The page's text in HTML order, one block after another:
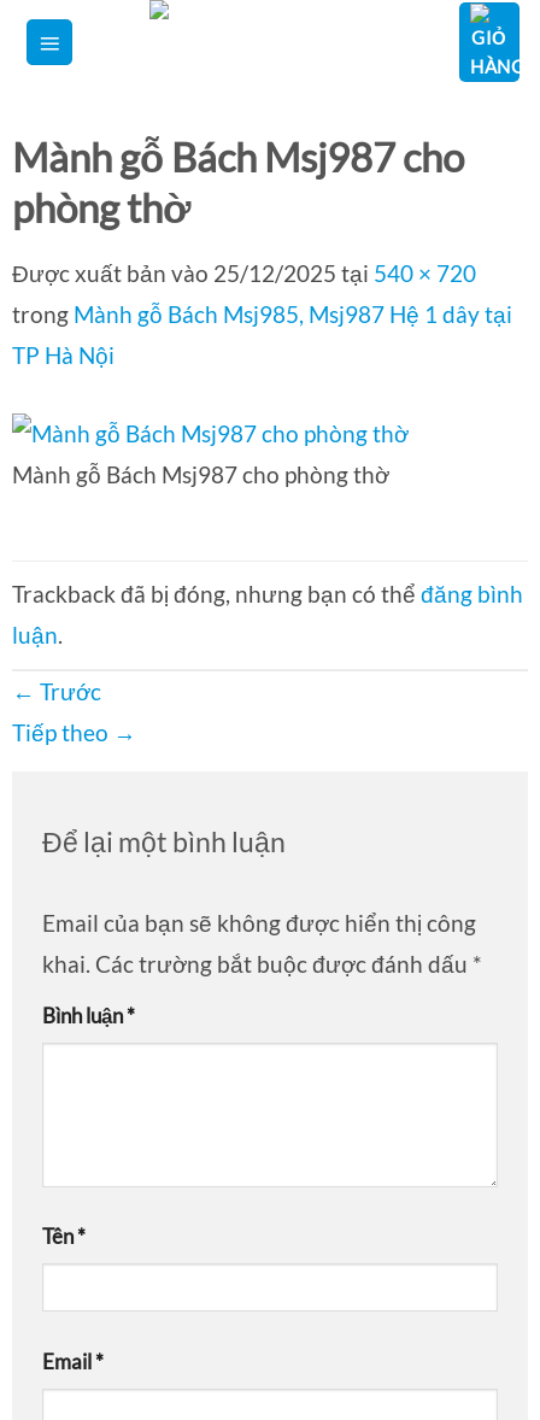
qua
dung
Mành gỗ Bách Msj987 cho
phòng thờ
Được xuất bản vào 25/12/2025 tại 540 × 720
trong Mành gỗ Bách Msj985, Msj987 Hệ 1 dây tại
TP Hà Nội
Mành gỗ Bách Msj987 cho phòng thờ
Trackback đã bị đóng, nhưng bạn có thể đăng bình
luận
← Trước
Tiếp theo →
Để lại một bình luận
Email của bạn sẽ không được hiển thị công
khai. Các trường bắt buộc được đánh dấu *
Bình luận*
Tên*
Email*